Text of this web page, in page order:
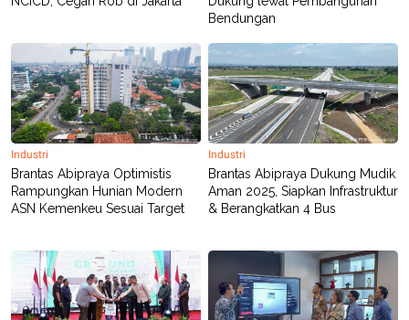
E
E
R
A
R
T
I
S
I
N
G
K
G
M
I
I
D
Bendungan
Industri
Brantas Abipraya Optimistis
Rampungkan Hunian Modern
ASN Kemenkeu Sesuai Target
Industri
Brantas Abipraya Dukung Mudik
Aman 2025, Siapkan Infrastruktur
& Berangkatkan 4 Bus